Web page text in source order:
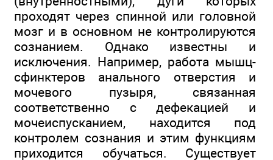
проходят через спинной или головной
мозг и в основном не контролируются
сознанием. Однако известны и
исключения. Например, работа мышц-
сфинктеров анального отверстия и
мочевого пузыря, связанная
соответственно с дефекацией и
мочеиспусканием, находится под
контролем сознания и этим функциям
приходится обучаться. Существует